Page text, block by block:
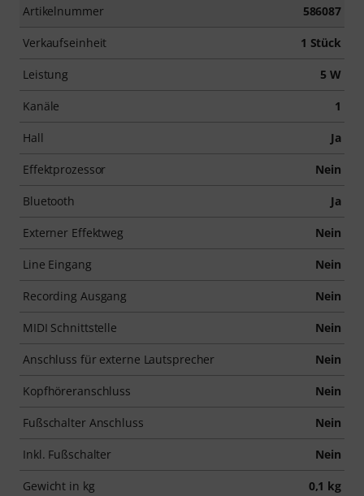
Artikelnummer 586087
Verkaufseinheit 1 Stück
Leistung 5 W
Kanäle 1
Hall Ja
Effektprozessor Nein
Bluetooth Ja
Externer Effektweg Nein
Line Eingang Nein
Recording Ausgang Nein
MIDI Schnittstelle Nein
Anschluss für externe Lautsprecher Nein
Kopfhöreranschluss Nein
Fußschalter Anschluss Nein
Inkl. Fußschalter Nein
Gewicht in kg 0,1 kg